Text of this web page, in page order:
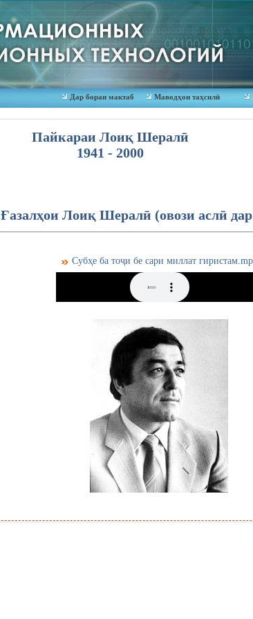
Маводҳои таҳсилӣ
Дар бораи мактаб
Пайкараи Лоиқ Шералӣ
1941 - 2000
Ғазалҳои Лоиқ Шералӣ (овози аслӣ
Субҳе ба тоҷи бе сари миллат